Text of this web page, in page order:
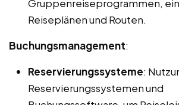
Gruppenreiseprogrammen,
Reiseplänen und Routen.
Buchungsmanagement:
Reservierungssysteme:
Reservierungssystemen und